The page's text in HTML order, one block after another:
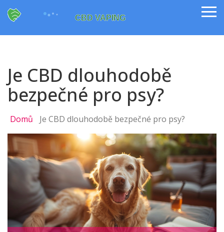
Je CBD dlouhodobě
bezpečné pro psy?
Domů Je CBD dlouhodobě bezpečné pro psy?